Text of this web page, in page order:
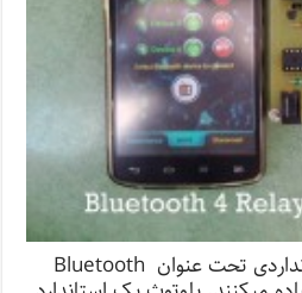
ماژول های بلوتوث از استانداردی تحت عنوان Bluetooth